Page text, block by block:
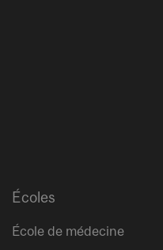
Écoles
École de médecine